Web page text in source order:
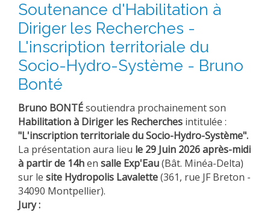
Soutenance d'Habilitation à
Diriger les Recherches -
L'inscription territoriale du
Socio-Hydro-Système - Bruno
Bonté
Bruno BONTÉsoutiendra prochainement son
Habilitation à Diriger les Recherches intitulée :
"L'inscription territoriale du Socio-Hydro-Système".
La présentation aura lieu le 29 Juin 2026 après-midi
à partir de 14hen salle Exp'Eau(Bât. Minéa-Delta)
sur le site Hydropolis Lavalette(361, rue JF Breton -
34090 Montpellier).
Jury :